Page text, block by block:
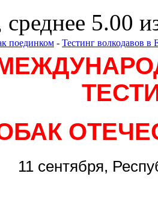
среднее 5.00
поединком - Тестинг волкодавов в
11 сентября,